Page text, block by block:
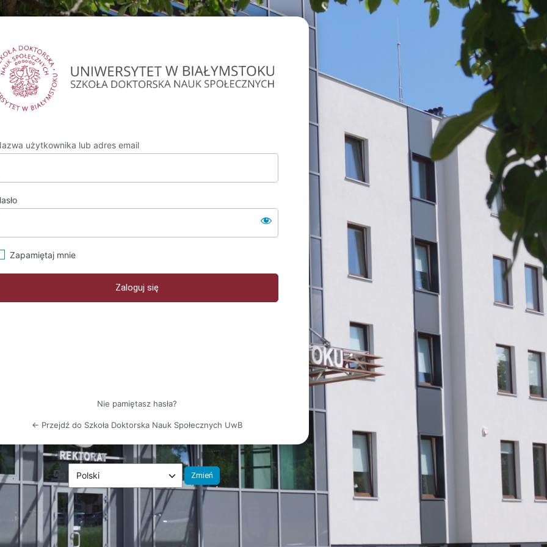
https://szkolydoktorskie.uwb.edu.pl/ns
użytkownika lub adres email
Zapamiętaj mnie
Nie pamiętasz hasła?
← Przejdź do Szkoła Doktorska Nauk Społecznych UwB
Język